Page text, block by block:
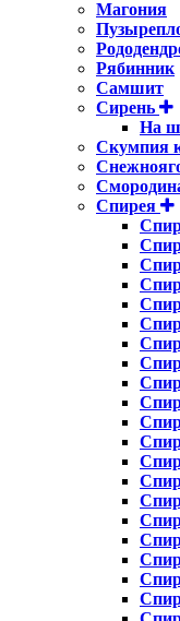
Магония
Рябинник
Самшит
Сирень
На
Скумпия
Спирея